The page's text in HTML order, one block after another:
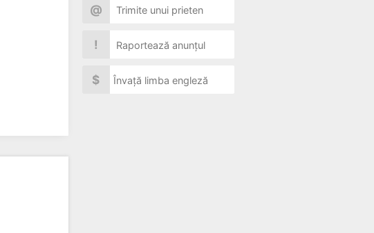
@ Trimite unui prieten
! Raportează anunțul
$ Învață limba engleză